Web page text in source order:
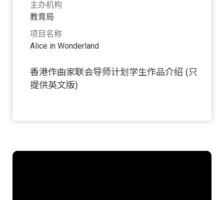
主办机构
教育局
项目名称
Alice in Wonderland
香港作曲家联会导师计划学生作品介绍 (只
提供英文版)